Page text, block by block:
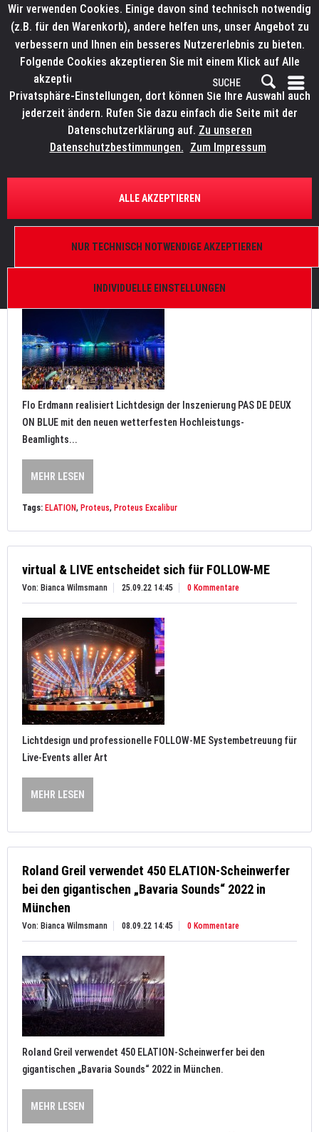
FILTERN
Tanz zweier Kreuzfahrtschiffe im „Blue Port
Hamburg“ mit ELATION Proteus Excalibur
Von: Bianca Wilmsmann 27.09.22 11:30 0 Kommentare
Flo Erdmann realisiert Lichtdesign der Inszenierung PAS DE DEUX
ON BLUE mit den neuen wetterfesten Hochleistungs-
Beamlights...
MEHR LESEN
Tags: ELATION, Proteus, Proteus Excalibur
virtual & LIVE entscheidet sich für FOLLOW-ME
Von: Bianca Wilmsmann 25.09.22 14:45 0 Kommentare
Lichtdesign und professionelle FOLLOW-ME Systembetreuung für
Live-Events aller Art
MEHR LESEN
Roland Greil verwendet 450 ELATION-Scheinwerfer
bei den gigantischen „Bavaria Sounds“ 2022 in
München
Von: Bianca Wilmsmann 08.09.22 14:45 0 Kommentare
Roland Greil verwendet 450 ELATION-Scheinwerfer bei den
gigantischen „Bavaria Sounds“ 2022 in München.
MEHR LESEN
Wir verwenden Cookies. Einige davon sind technisch notwendig
(z.B. für den Warenkorb), andere helfen uns, unser Angebot zu
verbessern und Ihnen ein besseres Nutzererlebnis zu bieten.
Folgende Cookies akzeptieren Sie mit einem Klick auf Alle
akzeptieren. Weitere Informationen finden Sie in den
Privatsphäre-Einstellungen, dort können Sie Ihre Auswahl auch
jederzeit ändern. Rufen Sie dazu einfach die Seite mit der
Datenschutzerklärung auf. Zu unseren
Datenschutzbestimmungen. Zum Impressum
INDIVIDUELLE EINSTELLUNGEN
NUR TECHNISCH NOTWENDIGE AKZEPTIEREN
ALLE AKZEPTIEREN